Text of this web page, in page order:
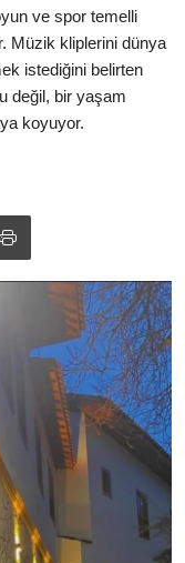
ve spor temelli
Müzik kliplerini dünya
istediğini belirten
değil, bir yaşam
koyuyor.